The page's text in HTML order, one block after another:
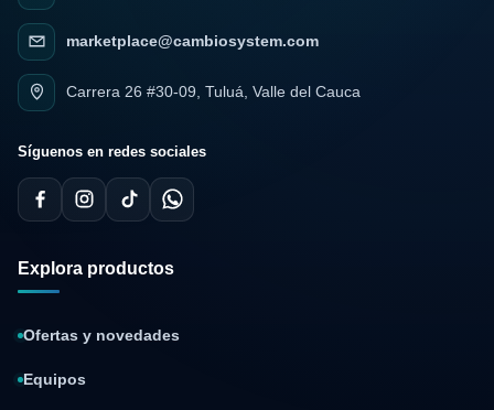
marketplace@cambiosystem.com
Carrera 26 #30-09, Tuluá, Valle del Cauca
Síguenos en redes sociales
Explora productos
Ofertas y novedades
Equipos